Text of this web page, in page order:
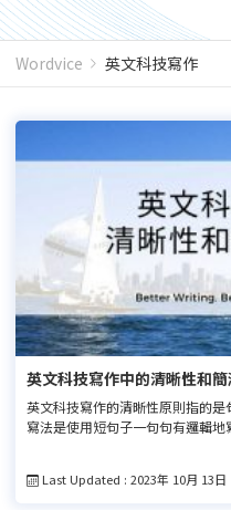
Wordvice 英文科技寫作
英文科技寫作中的清晰性和
英文科技寫作的清晰性原則指的
寫法是使用短句子一句句有邏輯
Last Updated : 2023年 10月 13日